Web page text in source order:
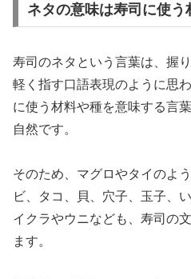
ネタの意味は寿司に使う
寿司のネタという言葉は、握
軽く指す口語表現のように思
に使う材料や種を意味する言
自然です。
そのため、マグロやタイのよ
ビ、タコ、貝、穴子、玉子、
イクラやウニなども、寿司の
ます。